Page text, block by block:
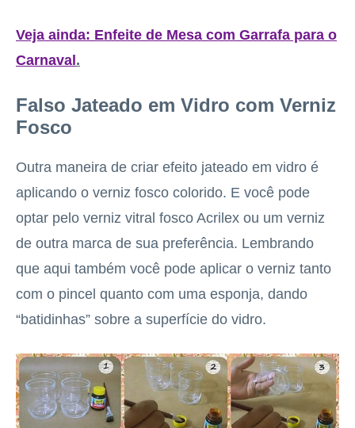
Veja ainda: Enfeite de Mesa com Garrafa para o
Carnaval .
Falso Jateado em Vidro com Verniz
Fosco
Outra maneira de criar efeito jateado em vidro é
aplicando o verniz fosco colorido. E você pode
optar pelo verniz vitral fosco Acrilex ou um verniz
de outra marca de sua preferência. Lembrando
que aqui também você pode aplicar o verniz tanto
com o pincel quanto com uma esponja, dando
“batidinhas” sobre a superfície do vidro.